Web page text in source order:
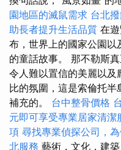
園地區的滅鼠需求 台北
助長者提升生活品質 在
布，世界上的國家公園
的童話故事。 那不勒斯
令人難以置信的美麗以及
比的氛圍，這是索倫托
補充的。 台中整骨價格
元即可享受專業居家清潔
項 尋找專業偵探公司，
北服務 藝術，文化，建